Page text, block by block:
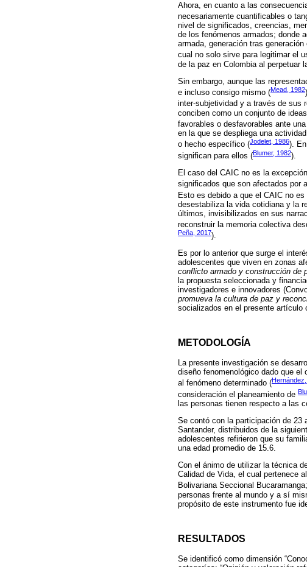
Ahora, en cuanto a las
necesariamente cuantificables o
nivel de significados, creencias,
de los fenómenos armados; donde
armada, generación tras
cual no solo sirve para legitimar el
de la paz en Colombia al perpetuar
Sin embargo, aunque las
e incluso consigo mismo (Mead, 1982
inter-subjetividad y a través de sus
conciben como un conjunto de
favorables o desfavorables ante
en la que se despliega una
o hecho específico (Jodelet, 1986).
significan para ellos (Blumer, 1982).
El caso del CAIC no es la
significados que son afectados por
Esto es debido a que el CAIC no
desestabiliza la vida cotidiana y la
últimos, invisibilizados en sus
reconstruir la memoria colectiva
Peña, 2017).
Es por lo anterior que surge el
adolescentes que viven en zonas
conflicto armado y construcción de
la propuesta seleccionada y
investigadores e innovadores
promueva la cultura de paz y
socializados en el presente artículo
METODOLOGÍA
La presente investigación se
diseño fenomenológico dado que
al fenómeno determinado (
consideración el planeamiento de
las personas tienen respecto a las
Se contó con la participación de 23
Santander, distribuidos de la
adolescentes refirieron que su
una edad promedio de 15.6.
Con el ánimo de utilizar la técnica
Calidad de Vida, el cual pertenece
Bolivariana Seccional
personas frente al mundo y a sí
propósito de este instrumento fue
RESULTADOS
Se identificó como dimensión